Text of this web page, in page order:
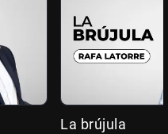
La brújula